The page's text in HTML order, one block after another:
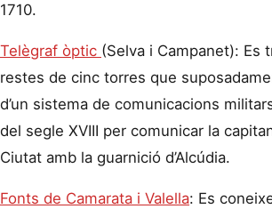
1710.
Telègraf òptic (Selva i Campanet): Es
restes de cinc torres que
d’un sistema de comunicacions
del segle XVIII per comunicar la
Ciutat amb la guarnició d’Alcúdia.
Fonts de Camarata i Valella: Es